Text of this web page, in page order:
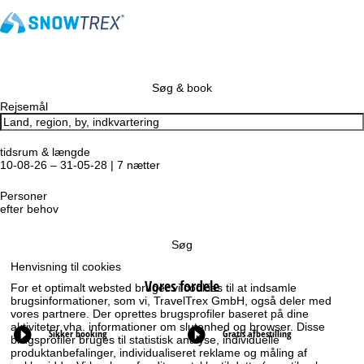
Henvisning til cookies
For et optimalt websted bruger vi cookies til at indsamle
brugsinformationer, som vi, TravelTrex GmbH, også deler med
vores partnere. Der oprettes brugsprofiler baseret på dine
aktiviteter vha. informationer om slutenhed og browser. Disse
brugsprofiler bruges til statistisk analyse, individuelle
produktanbefalinger, individualiseret reklame og måling af
Søg & book
Rejsemål
tidsrum & længde
10-08-26 – 31-05-28 | 7 nætter
Personer
efter behov
Søg
Vores fordele
Sikker booking Gratis afbestilling